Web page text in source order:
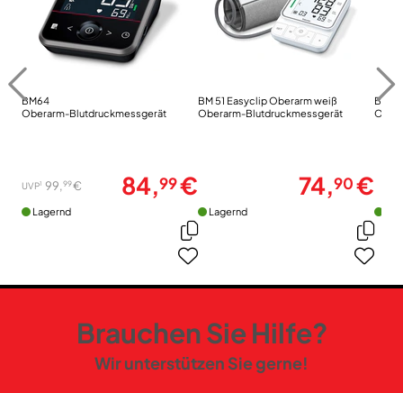
BM64
Oberarm-Blutdruckmessgerät
UVP1 99,99€ 84,99€
Lagernd
BM 51 Easyclip Oberarm weiß
Oberarm-Blutdruckmessgerät
74,90€
Lagernd
BM
Brauchen Sie Hilfe?
Wir unterstützen Sie gerne!